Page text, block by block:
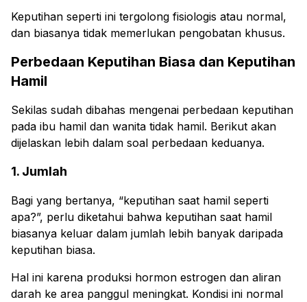
Keputihan seperti ini tergolong fisiologis atau normal,
dan biasanya tidak memerlukan pengobatan khusus.
Perbedaan Keputihan Biasa dan Keputihan
Hamil
Sekilas sudah dibahas mengenai perbedaan keputihan
pada ibu hamil dan wanita tidak hamil. Berikut akan
dijelaskan lebih dalam soal perbedaan keduanya.
1. Jumlah
Bagi yang bertanya, “keputihan saat hamil seperti
apa?”, perlu diketahui bahwa keputihan saat hamil
biasanya keluar dalam jumlah lebih banyak daripada
keputihan biasa.
Hal ini karena produksi hormon estrogen dan aliran
darah ke area panggul meningkat. Kondisi ini normal